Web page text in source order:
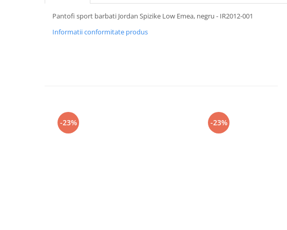
Pantofi sport barbati Jordan Spizike Low Emea, negru - IR2012-001
Informatii conformitate produs
-23% -23%